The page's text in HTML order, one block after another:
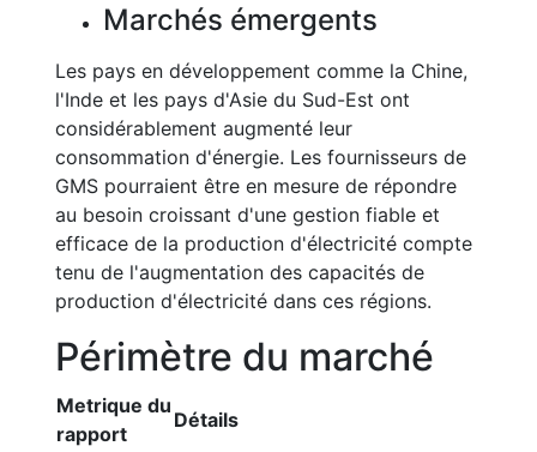
Marchés émergents
Les pays en développement comme la Chine,
l'Inde et les pays d'Asie du Sud-Est ont
considérablement augmenté leur
consommation d'énergie. Les fournisseurs de
GMS pourraient être en mesure de répondre
au besoin croissant d'une gestion fiable et
efficace de la production d'électricité compte
tenu de l'augmentation des capacités de
production d'électricité dans ces régions.
Périmètre du marché
Metrique du
rapport
Détails